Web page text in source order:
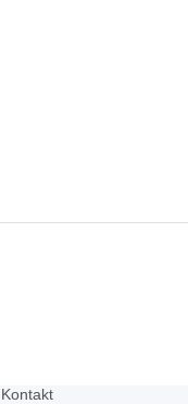
Kontakt